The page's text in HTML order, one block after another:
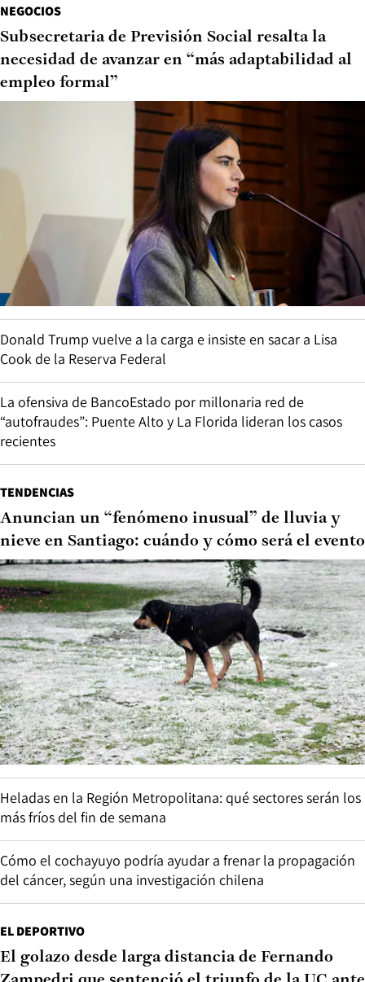
NEGOCIOS
Subsecretaria de Previsión Social resalta la
necesidad de avanzar en “más adaptabilidad al
empleo formal”
Donald Trump vuelve a la carga e insiste en sacar a Lisa
Cook de la Reserva Federal
La ofensiva de BancoEstado por millonaria red de
“autofraudes”: Puente Alto y La Florida lideran los casos
recientes
TENDENCIAS
Anuncian un “fenómeno inusual” de lluvia y
nieve en Santiago: cuándo y cómo será el evento
Heladas en la Región Metropolitana: qué sectores serán los
más fríos del fin de semana
Cómo el cochayuyo podría ayudar a frenar la propagación
del cáncer, según una investigación chilena
EL DEPORTIVO
El golazo desde larga distancia de Fernando